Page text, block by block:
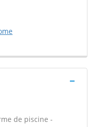
de piscine -